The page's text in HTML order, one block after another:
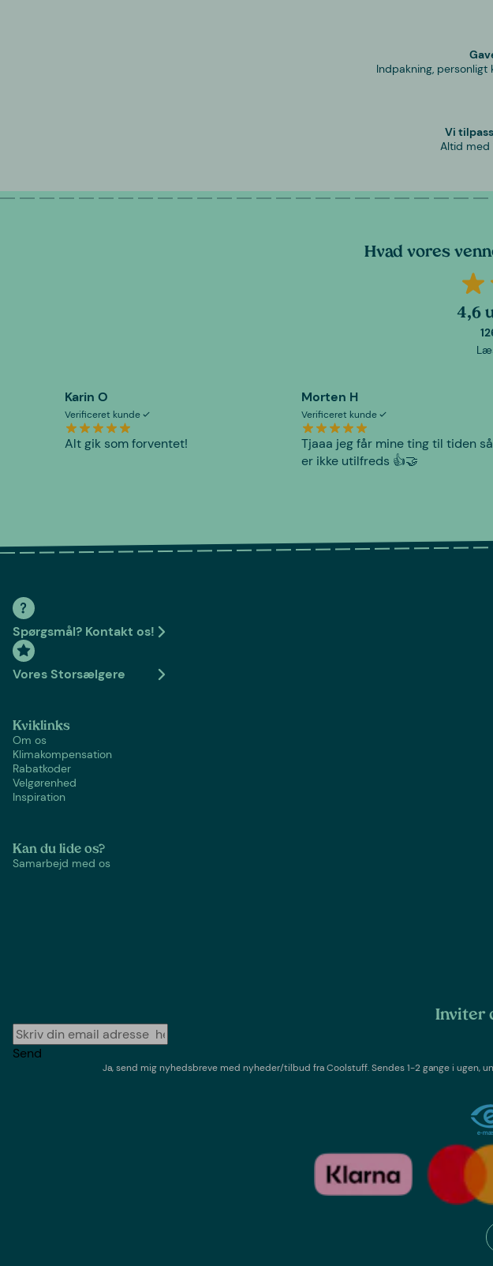
Indpakning,
Vi
Altid med
Hvad vores
4,6
Karin O
Verificeret kunde
Alt gik som forventet!
Morten H
Verificeret kunde
Tjaaa jeg får mine ting til tiden
er ikke utilfreds 👍🤝
Spørgsmål? Kontakt os!
Vores Storsælgere
Kviklinks
Om os
Klimakompensation
Rabatkoder
Velgørenhed
Inspiration
Kan du lide os?
Samarbejd med os
Inviter
Send
Ja, send mig nyhedsbreve med nyheder/tilbud fraCoolstuff. Sendes 1-2 gange i ugen,